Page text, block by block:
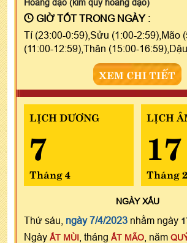
Hoàng đạo (kim quỹ hoàng đạo)
GIỜ TỐT TRONG NGÀY :
Tí (23:00-0:59),Sửu (1:00-2:59),Mão
(11:00-12:59),Thân (15:00-
XEM CHI TIẾT
LỊCH DƯƠNG
7
Tháng 4
LỊCH
17
Tháng 2
NGÀYXẤU
Thứ sáu, ngày 7/4/2023 nhằm ngày
Ngày ẤT MÙI , tháng ẤT MÃO , năm